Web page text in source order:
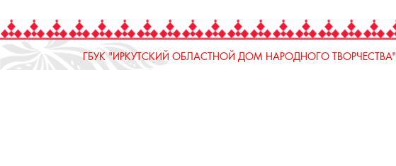
ГБУК "ИРКУТСКИЙ ОБЛАСТНОЙ ДОМ НАРОДНОГО ТВОРЧЕСТВА"